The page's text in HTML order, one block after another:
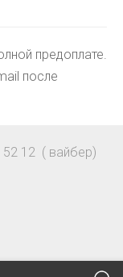
предоплате.
после
12 ( вайбер)